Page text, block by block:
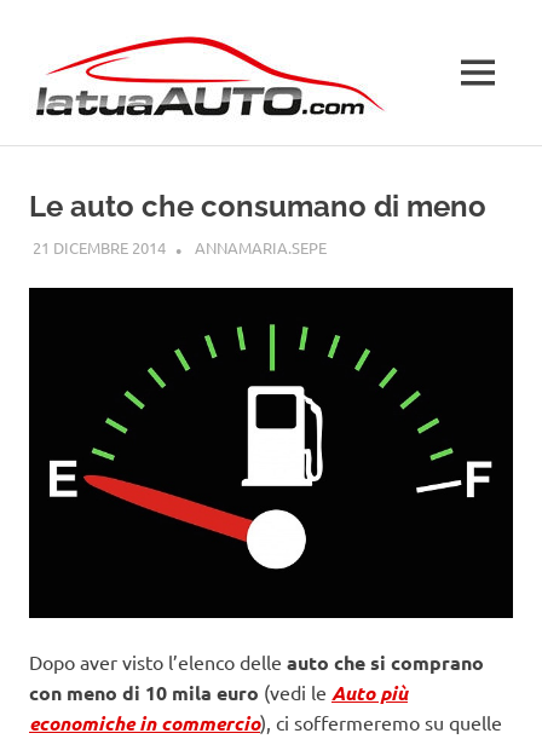
contenuto
MENU
Le auto che consumano di meno
21 DICEMBRE 2014 ANNAMARIA.SEPECURIOSITÀ AUTO
Dopo aver visto l’elenco delle auto che si comprano
con meno di 10 mila euro (vedi le Auto più
economiche in commercio), ci soffermeremo su quelle